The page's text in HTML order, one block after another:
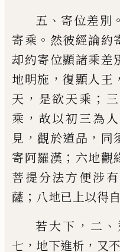
五 、 寄位差別 。
寄乘 。 然彼經論約
却約寄位顯諸乘差
地明施 ，復顯人王 ，
天 ， 是欲天乘 ；
乘 ， 故以初三為
見 ，觀於道品 ， 同
寄阿羅漢 ； 六地觀
菩提分法方便涉有
薩 ； 八地已 上以得
若大下 ， 二 、
七 ， 地下進析 ， 又